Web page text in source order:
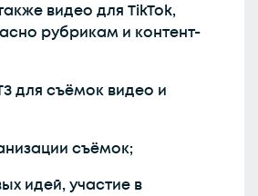
видео для TikTok,
рубрикам и контент-
для съёмок видео и
съёмок;
идей, участие в